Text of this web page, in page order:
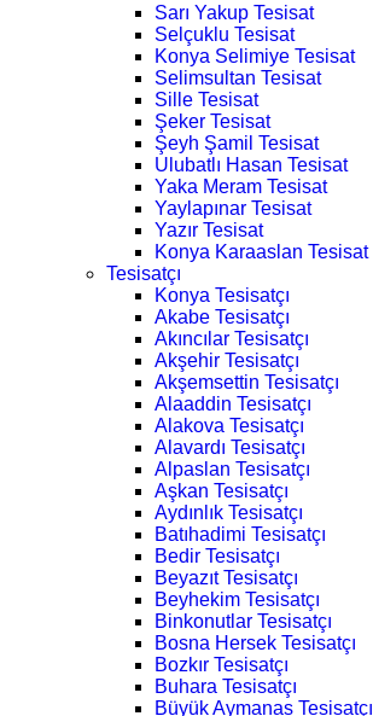
Sarı Yakup Tesisat
Selçuklu Tesisat
Konya Selimiye Tesisat
Selimsultan Tesisat
Sille Tesisat
Şeker Tesisat
Şeyh Şamil Tesisat
Ulubatlı Hasan Tesisat
Yaka Meram Tesisat
Yaylapınar Tesisat
Yazır Tesisat
Konya Karaaslan Tesisat
Tesisatçı
Konya Tesisatçı
Akabe Tesisatçı
Akıncılar Tesisatçı
Akşehir Tesisatçı
Akşemsettin Tesisatçı
Alaaddin Tesisatçı
Alakova Tesisatçı
Alavardı Tesisatçı
Alpaslan Tesisatçı
Aşkan Tesisatçı
Aydınlık Tesisatçı
Batıhadimi Tesisatçı
Bedir Tesisatçı
Beyazıt Tesisatçı
Beyhekim Tesisatçı
Binkonutlar Tesisatçı
Bosna Hersek Tesisatçı
Bozkır Tesisatçı
Buhara Tesisatçı
Büyük Aymanas Tesisatçı